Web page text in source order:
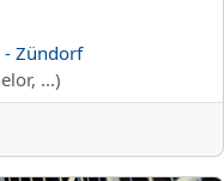
- Zündorf
...)